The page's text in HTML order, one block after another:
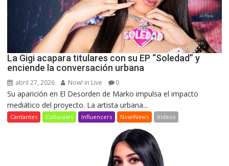
La Gigi acapara titulares con su EP “Soledad” y
enciende la conversación urbana
abril 27, 2026 Now! in Live 0
Su aparición en El Desorden de Marko impulsa el impacto
mediático del proyecto. La artista urbana...
Cantantes Culturales Influencers Now!News Videos